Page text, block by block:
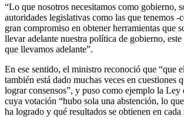
“Lo que nosotros necesitamos como gobierno,
autoridades legislativas como las que tenemos -
gran compromiso en obtener herramientas que
llevar adelante nuestra política de gobierno,
que llevamos adelante”.
En ese sentido, el ministro reconoció que “que
también está dado muchas veces en cuestiones
lograr consensos”, y puso como ejemplo la Ley
cuya votación “hubo sola una abstención, lo
ha logrado y qué resultados se obtienen en cada